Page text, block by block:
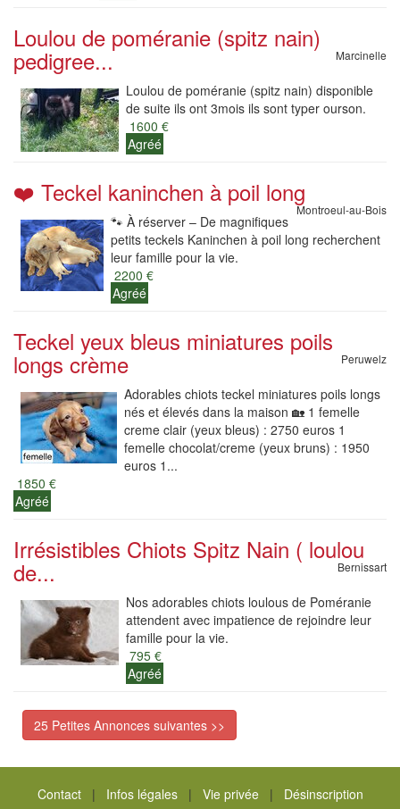
Loulou de poméranie (spitz nain)
pedigree... Marcinelle
Loulou de poméranie (spitz nain) disponible
de suite ils ont 3mois ils sont typer ourson.
1600 €
Agréé
❤️ Teckel kaninchen à poil long
Montroeul-au-Bois
🐾 À réserver – De magnifiques
petits teckels Kaninchen à poil long recherchent
leur famille pour la vie.
2200 €
Agréé
Teckel yeux bleus miniatures poils
longs crème Peruwelz
Adorables chiots teckel miniatures poils longs
nés et élevés dans la maison 🏡 1 femelle
creme clair (yeux bleus) : 2750 euros 1
femelle chocolat/creme (yeux bruns) : 1950
euros 1...
1850 €
Agréé
Irrésistibles Chiots Spitz Nain ( loulou
de... Bernissart
Nos adorables chiots loulous de Poméranie
attendent avec impatience de rejoindre leur
famille pour la vie.
795 €
Agréé
25 Petites Annonces suivantes >>
Contact| Infos légales| Vie privée| Désinscription